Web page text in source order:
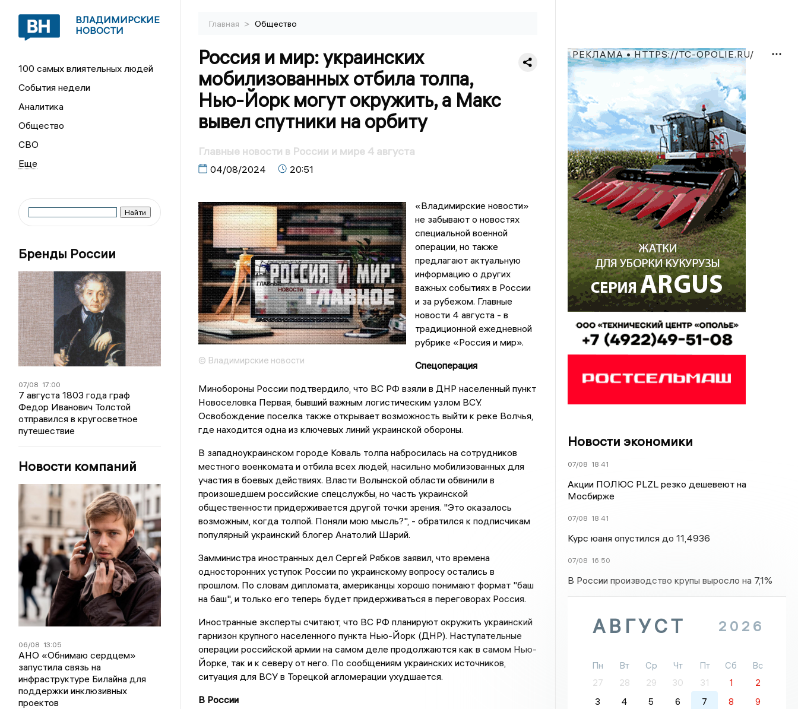
ВЛАДИМИРСКИЕ
НОВОСТИ
100 самых влиятельных людей
События недели
Аналитика
Общество
СВО
Бренды России
07/08 17:00
7 августа 1803 года граф
Федор Иванович Толстой
отправился в кругосветное
путешествие
Новости компаний
06/08 13:05
АНО «Обнимаю сердцем»
запустила связь на
инфраструктуре Билайна для
поддержки инклюзивных
проектов
Главная > Общество
Россия и мир: украинских
мобилизованных отбила толпа,
Нью-Йорк могут окружить, а Макс
вывел спутники на орбиту
Главные новости в России и мире 4 августа
04/08/2024 20:51
© Владимирские новости
«Владимирские новости»
не забывают о новостях
специальной военной
операции, но также
предлагают актуальную
информацию о других
важных событиях в России
и за рубежом. Главные
новости 4 августа - в
традиционной ежедневной
рубрике «Россия и мир».
Спецоперация
Минобороны России подтвердило, что ВС РФ взяли в ДНР населенный пункт
Новоселовка Первая, бывший важным логистическим узлом ВСУ.
Освобождение поселка также открывает возможность выйти к реке Волчья,
где находится одна из ключевых линий украинской обороны.
В западноукраинском городе Коваль толпа набросилась на сотрудников
местного военкомата и отбила всех людей, насильно мобилизованных для
участия в боевых действиях. Власти Волынской области обвинили в
произошедшем российские спецслужбы, но часть украинской
общественности придерживается другой точки зрения. "Это оказалось
возможным, когда толпой. Поняли мою мысль?", - обратился к подписчикам
популярный украинский блогер Анатолий Шарий.
Замминистра иностранных дел Сергей Рябков заявил, что времена
односторонних уступок России по украинскому вопросу остались в
прошлом. По словам дипломата, американцы хорошо понимают формат "баш
на баш", и только его теперь будет придерживаться в переговорах Россия.
Иностранные эксперты считают, что ВС РФ планируют окружить украинский
гарнизон крупного населенного пункта Нью-Йорк (ДНР). Наступательные
операции российской армии на самом деле продолжаются как в самом Нью-
Йорке, так и к северу от него. По сообщениям украинских источников,
ситуация для ВСУ в Торецкой агломерации ухудшается.
В России
РЕКЛАМА • HTTPS://TC-OPOLIE.RU/
Новости экономики
07/08 18:41
Акции ПОЛЮС PLZL резко дешевеют на
Мосбирже
07/08 18:41
Курс юаня опустился до 11,4936
07/08 16:50
В России производство крупы выросло на 7,1%
АВГУСТ 2026
Пн Вт Ср Чт Пт Сб
Вс
27
28 29 30 31 1
2
3
4 5 6 7 8
9